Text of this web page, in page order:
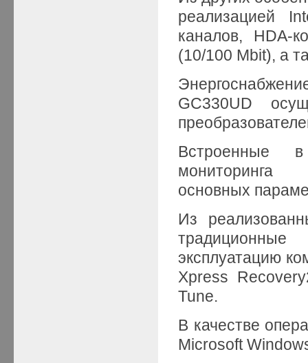
реализацией
каналов, HDA-
(10/100 Mbit), а
GC330UD
Встроенные в
мониторинга
основных
Из
эксплуатацию
Xpress
Tune.
В качестве
Microsoft